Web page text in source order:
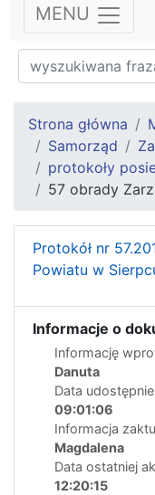
MENU
Strona główna
Samorząd
protokoły
57 obrady
Protokół nr
Powiatu w
Informacje o
Informację
Danuta
Data
09:01:06
Informacja
Magdalena
Data ostatniej
12:20:15